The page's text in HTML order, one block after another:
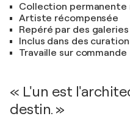
Collection permanente
Artiste récompensée
Repéré par des
Inclus dans des
Travaille sur commande
« L'un est
destin. »